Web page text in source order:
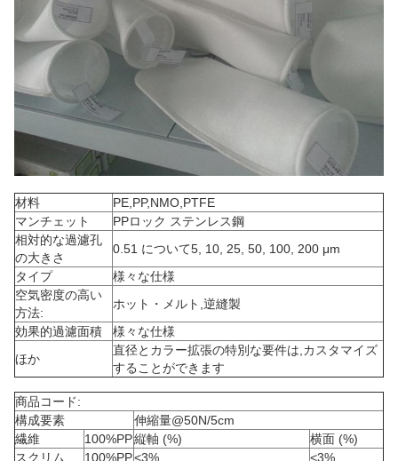
材料
PE,PP,NMO,PTFE
マンチェット
PPロック ステンレス鋼
相対的な過濾孔
の大きさ
0.51 について5, 10, 25, 50, 100, 200 μm
タイプ
様々な仕様
空気密度の高い
方法:
ホット・メルト,逆縫製
効果的過濾面積
様々な仕様
ほか
直径とカラー拡張の特別な要件は,カスタマイズ
することができます
商品コード:
構成要素
伸縮量@50N/5cm
繊維
100%PP縦軸 (%)
横面 (%)
スクリム
100%PP<3% <3%